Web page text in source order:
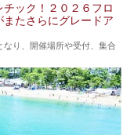
チック！２０２６フロ
たさらにグレードア
なり、開催場所や受付、集合